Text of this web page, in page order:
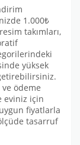
1.000₺
takımları,
yüksek
ödeme
eviniz için
fiyatlarla
tasarruf